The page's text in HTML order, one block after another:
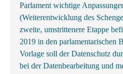
Parlament wichtige
(Weiter­entwicklung des
zweite, um­strittenere Etappe
2019 in den parlamentarischen
Vorlage soll der Datenschutz
bei der Datenbearbeitung und